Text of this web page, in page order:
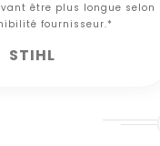
être plus longue selon
fournisseur.*
STIHL